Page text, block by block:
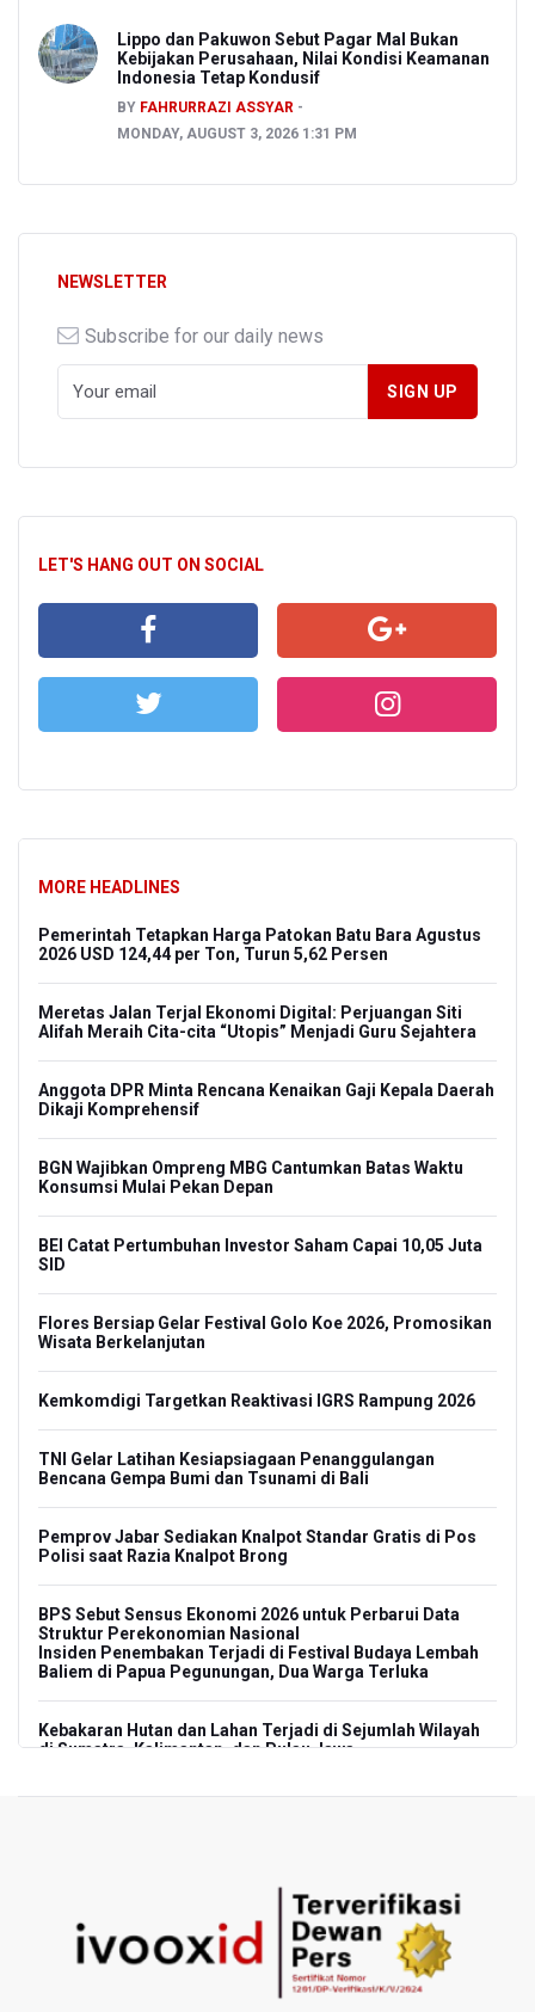
Lippo dan Pakuwon Sebut Pagar Mal Bukan
Kebijakan Perusahaan, Nilai Kondisi Keamanan
Indonesia Tetap Kondusif
BY FAHRURRAZI ASSYAR
MONDAY, AUGUST 3, 2026 1:31 PM
NEWSLETTER
Subscribe for our daily news
LET'S HANG OUT ON SOCIAL
MORE HEADLINES
Pemerintah Tetapkan Harga Patokan Batu Bara Agustus
2026 USD 124,44 per Ton, Turun 5,62 Persen
Meretas Jalan Terjal Ekonomi Digital: Perjuangan Siti
Alifah Meraih Cita-cita “Utopis” Menjadi Guru Sejahtera
Anggota DPR Minta Rencana Kenaikan Gaji Kepala Daerah
Dikaji Komprehensif
BGN Wajibkan Ompreng MBG Cantumkan Batas Waktu
Konsumsi Mulai Pekan Depan
BEI Catat Pertumbuhan Investor Saham Capai 10,05 Juta
SID
Flores Bersiap Gelar Festival Golo Koe 2026, Promosikan
Wisata Berkelanjutan
Kemkomdigi Targetkan Reaktivasi IGRS Rampung 2026
TNI Gelar Latihan Kesiapsiagaan Penanggulangan
Bencana Gempa Bumi dan Tsunami di Bali
Pemprov Jabar Sediakan Knalpot Standar Gratis di Pos
Polisi saat Razia Knalpot Brong
BPS Sebut Sensus Ekonomi 2026 untuk Perbarui Data
Struktur Perekonomian Nasional
Insiden Penembakan Terjadi di Festival Budaya Lembah
Baliem di Papua Pegunungan, Dua Warga Terluka
Kebakaran Hutan dan Lahan Terjadi di Sejumlah Wilayah
di Sumatra, Kalimantan, dan Pulau Jawa
SEA V Cup 2026: Timnas Voli Putri Indonesia Kalah 0-3
Lawan Thailand
Xabi Alonso Sebut Dukungan Penggemar Chelsea
Menakjubkan di GBK, Menang Lawan AC Milan 3-0